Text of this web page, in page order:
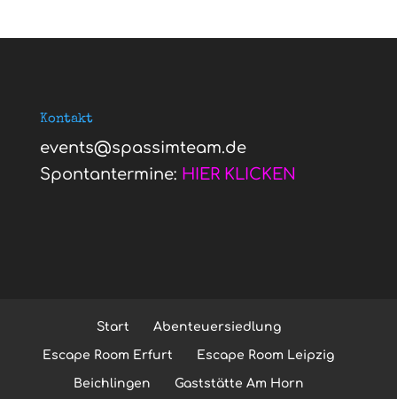
Kontakt
events@spassimteam.de
Spontantermine: HIER KLICKEN
Start Abenteuersiedlung
Escape Room Erfurt Escape Room Leipzig
Beichlingen Gaststätte Am Horn